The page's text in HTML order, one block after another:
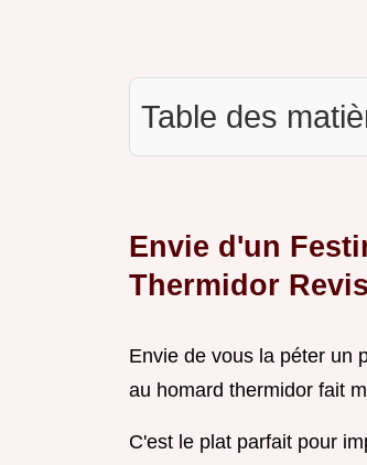
Table des
Envie d'un
Thermidor
Envie de vous la péter un
au homard thermidor fait
C'est le plat parfait pour